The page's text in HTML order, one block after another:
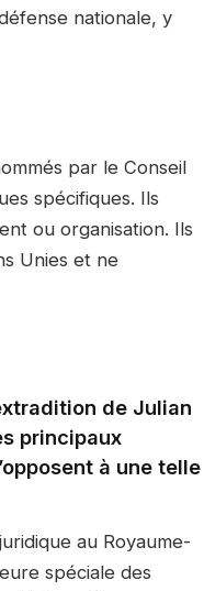
nationale, y
par le Conseil
spécifiques. Ils
ou organisation. Ils
Unies et ne
de Julian
principaux
à une telle
au Royaume-
spéciale des